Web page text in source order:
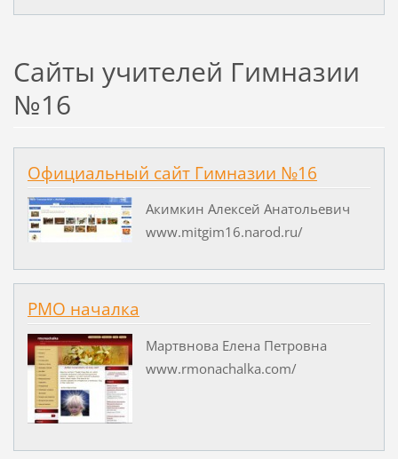
Сайты учителей Гимназии
№16
Официальный сайт Гимназии №16
Акимкин Алексей Анатольевич
www.mitgim16.narod.ru/
РМО началка
Мартвнова Елена Петровна
www.rmonachalka.com/